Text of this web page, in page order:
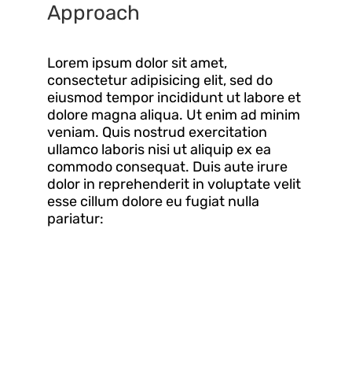
Approach
Lorem ipsum dolor sit amet,
consectetur adipisicing elit, sed do
eiusmod tempor incididunt ut labore et
dolore magna aliqua. Ut enim ad minim
veniam. Quis nostrud exercitation
ullamco laboris nisi ut aliquip ex ea
commodo consequat. Duis aute irure
dolor in reprehenderit in voluptate velit
esse cillum dolore eu fugiat nulla
pariatur: